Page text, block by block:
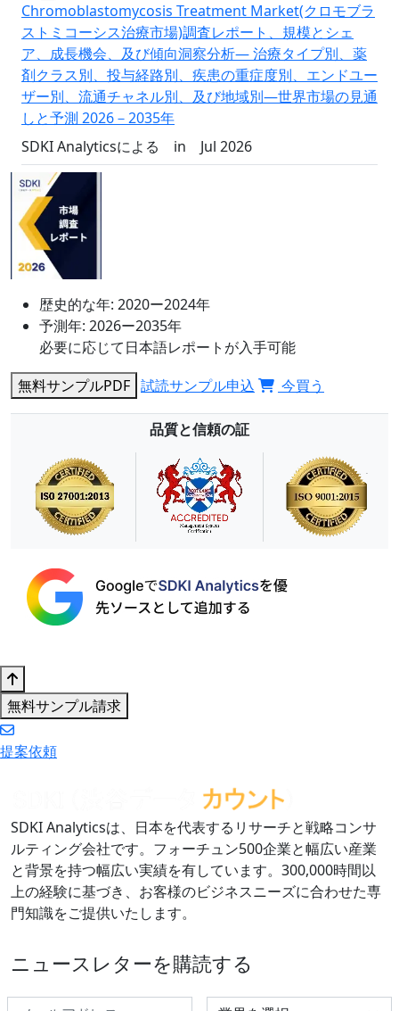
Chromoblastomycosis Treatment Market(クロモブラ
ストミコーシス治療市場)調査レポート、規模とシェ
ア、成長機会、及び傾向洞察分析― 治療タイプ別、薬
剤クラス別、投与経路別、疾患の重症度別、エンドユー
ザー別、流通チャネル別、及び地域別―世界市場の見通
しと予測 2026－2035年
SDKI Analyticsによる
in Jul 2026
歴史的な年: 2020ー2024年
予測年: 2026ー2035年
必要に応じて日本語レポートが入手可能
無料サンプルPDF 試読サンプル申込 今買う
品質と信頼の証
無料サンプル請求
提案依頼
SDKI Analyticsは、日本を代表するリサーチと戦略コンサ
ルティング会社です。フォーチュン500企業と幅広い産業
と背景を持つ幅広い実績を有しています。300,000時間以
上の経験に基づき、お客様のビジネスニーズに合わせた専
門知識をご提供いたします。
ニュースレターを購読する
Select Industry